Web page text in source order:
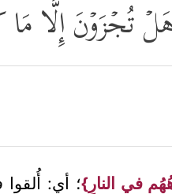
تُجۡزَوۡنَ إِلَّا
في النارِ}؛ أي: